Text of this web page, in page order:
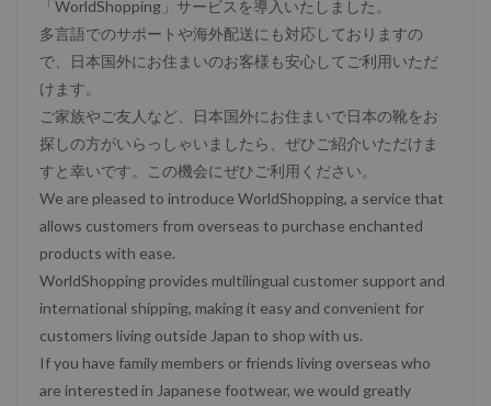
「WorldShopping」サービスを導入いたしました。
多言語でのサポートや海外配送にも対応しておりますの
で、日本国外にお住まいのお客様も安心してご利用いただ
けます。
ご家族やご友人など、日本国外にお住まいで日本の靴をお
探しの方がいらっしゃいましたら、ぜひご紹介いただけま
すと幸いです。この機会にぜひご利用ください。
We are pleased to introduce WorldShopping, a service that
allows customers from overseas to purchase enchanted
products with ease.
WorldShopping provides multilingual customer support and
international shipping, making it easy and convenient for
customers living outside Japan to shop with us.
If you have family members or friends living overseas who
are interested in Japanese footwear, we would greatly